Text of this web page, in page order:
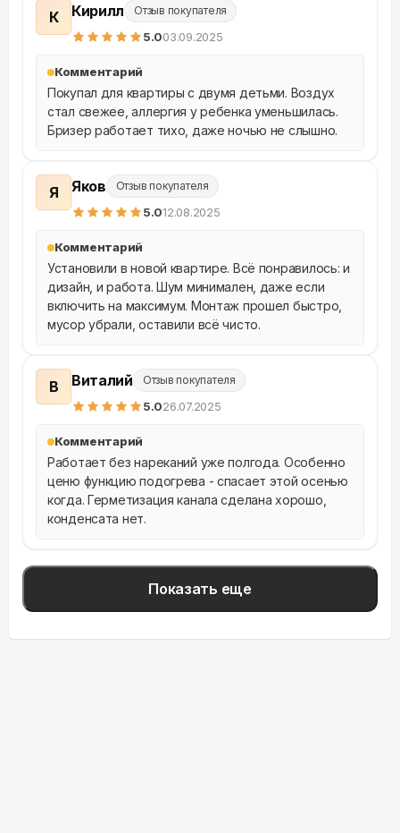
К Кирилл Отзыв покупателя
5.003.09.2025
Комментарий
Покупал для квартиры с двумя детьми. Воздух
стал свежее, аллергия у ребенка уменьшилась.
Бризер работает тихо, даже ночью не слышно.
Я Яков Отзыв покупателя
5.012.08.2025
Комментарий
Установили в новой квартире. Всё понравилось: и
дизайн, и работа. Шум минимален, даже если
включить на максимум. Монтаж прошел быстро,
мусор убрали, оставили всё чисто.
В Виталий Отзыв покупателя
5.026.07.2025
Комментарий
Работает без нареканий уже полгода. Особенно
ценю функцию подогрева - спасает этой осенью
когда. Герметизация канала сделана хорошо,
конденсата нет.
Показать еще